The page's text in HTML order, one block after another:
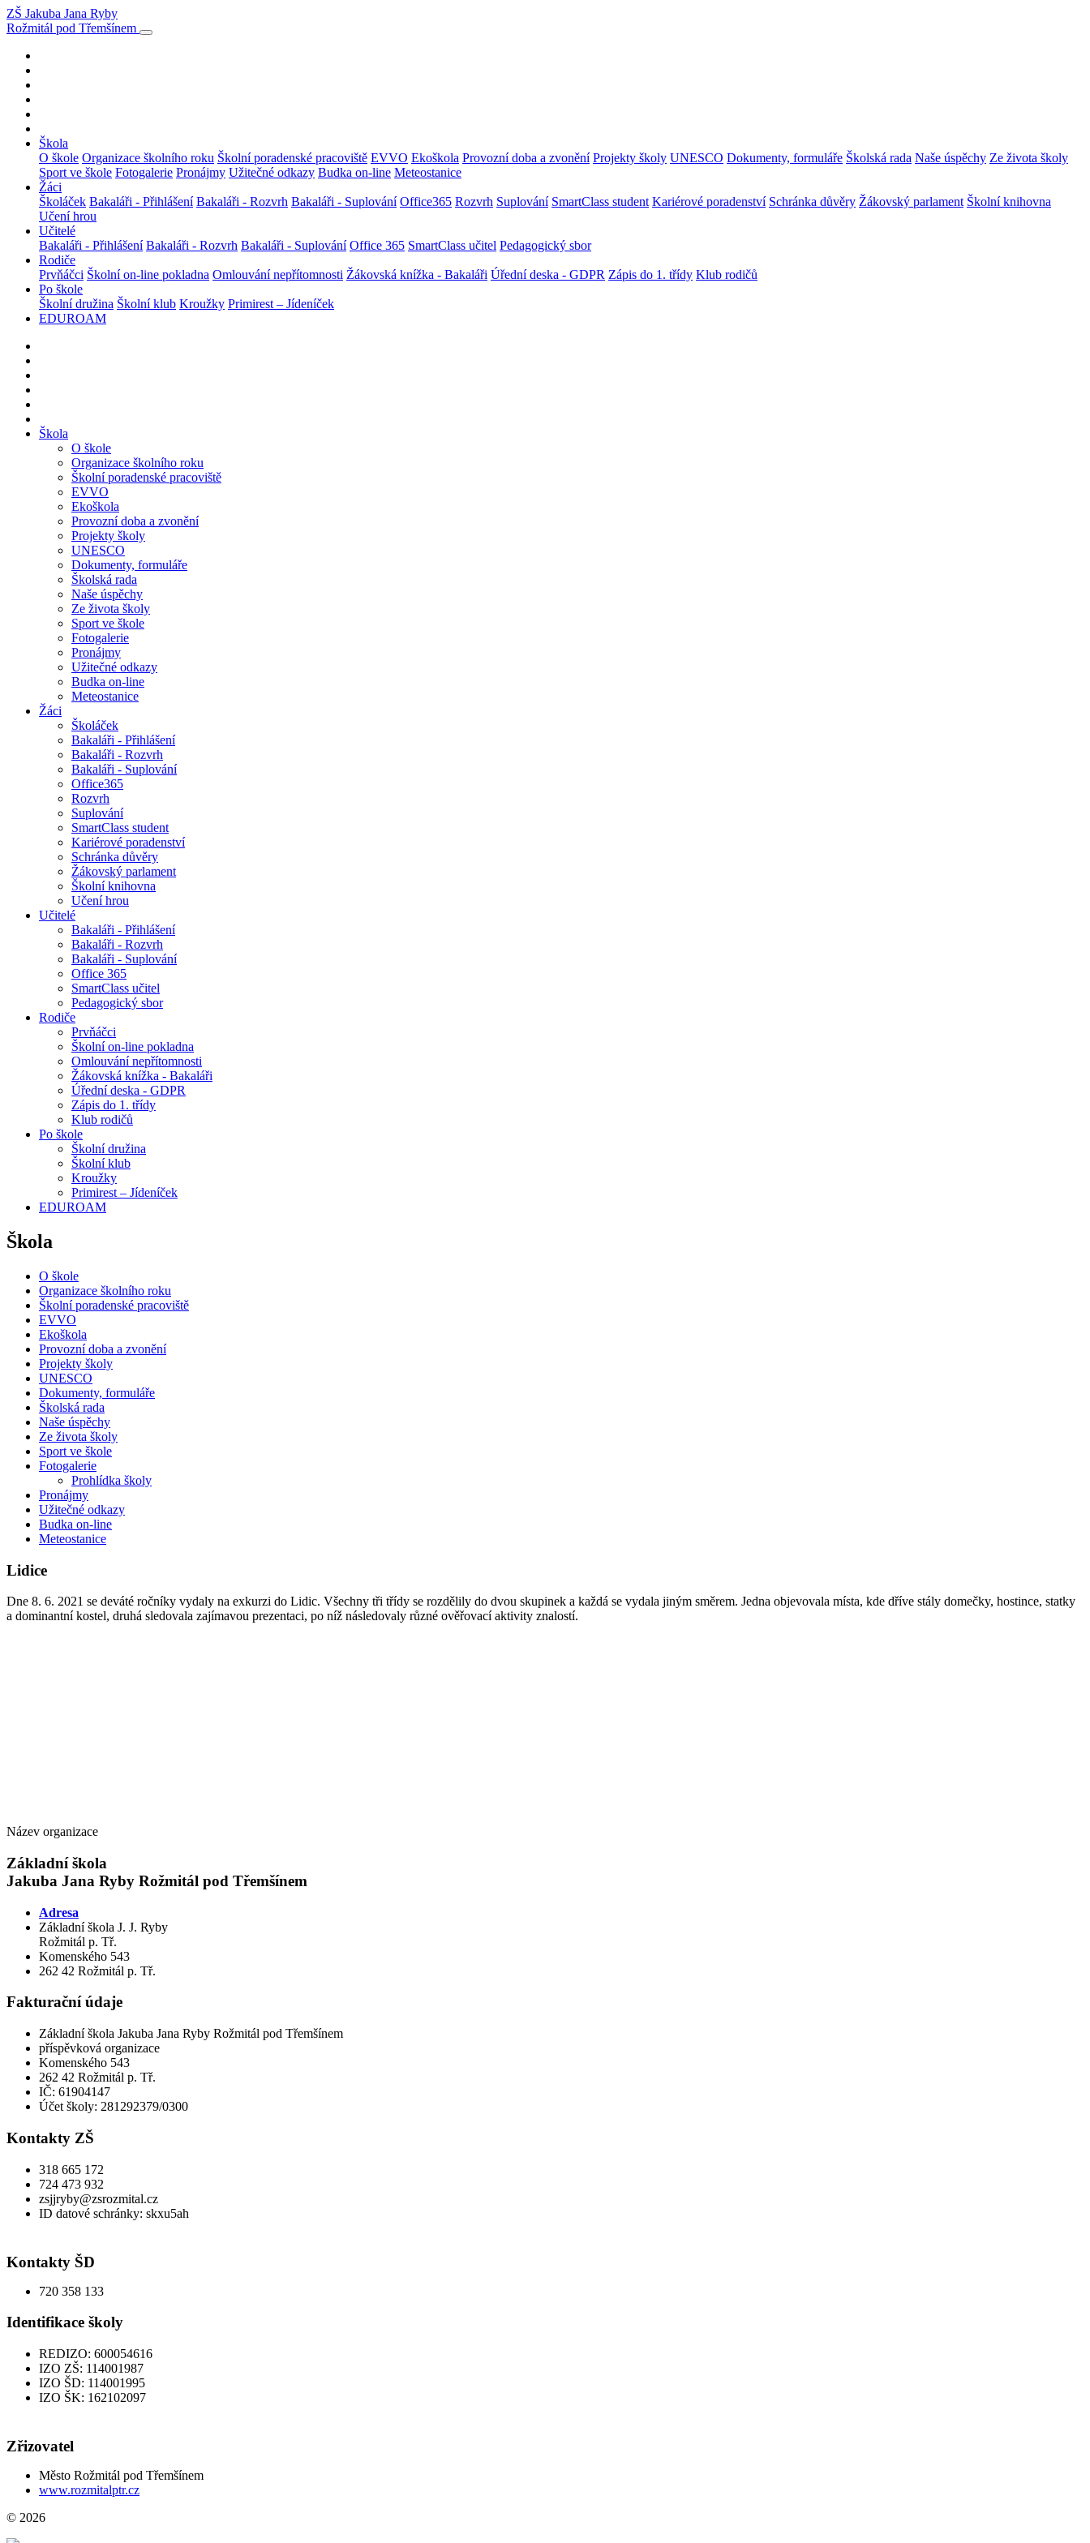
ZŠ Jakuba Jana Ryby
Rožmitál pod Třemšínem
Škola
O škole Organizace školního roku Školní poradenské pracoviště EVVO Ekoškola Provozní doba a zvonění Projekty školy UNESCO Dokumenty, formuláře Školská rada Naše úspěchy Ze života školy
Sport ve škole Fotogalerie Pronájmy Užitečné odkazy Budka on-line Meteostanice
Žáci
Školáček Bakaláři - Přihlášení Bakaláři - Rozvrh Bakaláři - Suplování Office365 Rozvrh Suplování SmartClass student Kariérové poradenství Schránka důvěry Žákovský parlament Školní knihovna
Učení hrou
Učitelé
Bakaláři - Přihlášení Bakaláři - Rozvrh Bakaláři - Suplování Office 365 SmartClass učitel Pedagogický sbor
Rodiče
Prvňáčci Školní on-line pokladna Omlouvání nepřítomnosti Žákovská knížka - Bakaláři Úřední deska - GDPR Zápis do 1. třídy Klub rodičů
Po škole
Školní družina Školní klub Kroužky Primirest – Jídeníček
EDUROAM
Škola
O škole
Organizace školního roku
Školní poradenské pracoviště
EVVO
Ekoškola
Provozní doba a zvonění
Projekty školy
UNESCO
Dokumenty, formuláře
Školská rada
Naše úspěchy
Ze života školy
Sport ve škole
Fotogalerie
Pronájmy
Užitečné odkazy
Budka on-line
Meteostanice
Žáci
Školáček
Bakaláři - Přihlášení
Bakaláři - Rozvrh
Bakaláři - Suplování
Office365
Rozvrh
Suplování
SmartClass student
Kariérové poradenství
Schránka důvěry
Žákovský parlament
Školní knihovna
Učení hrou
Učitelé
Bakaláři - Přihlášení
Bakaláři - Rozvrh
Bakaláři - Suplování
Office 365
SmartClass učitel
Pedagogický sbor
Rodiče
Prvňáčci
Školní on-line pokladna
Omlouvání nepřítomnosti
Žákovská knížka - Bakaláři
Úřední deska - GDPR
Zápis do 1. třídy
Klub rodičů
Po škole
Školní družina
Školní klub
Kroužky
Primirest – Jídeníček
EDUROAM
Škola
O škole
Organizace školního roku
Školní poradenské pracoviště
EVVO
Ekoškola
Provozní doba a zvonění
Projekty školy
UNESCO
Dokumenty, formuláře
Školská rada
Naše úspěchy
Ze života školy
Sport ve škole
Fotogalerie
Prohlídka školy
Pronájmy
Užitečné odkazy
Budka on-line
Meteostanice
Lidice
Dne 8. 6. 2021 se deváté ročníky vydaly na exkurzi do Lidic. Všechny tři třídy se rozdělily do dvou skupinek a každá se vydala jiným směrem. Jedna objevovala místa, kde dříve stály domečky, hostince, statky
a dominantní kostel, druhá sledovala zajímavou prezentaci, po níž následovaly různé ověřovací aktivity znalostí.
Název organizace
Základní škola
Jakuba Jana Ryby Rožmitál pod Třemšínem
Adresa
Základní škola J. J. Ryby
Rožmitál p. Tř.
Komenského 543
262 42 Rožmitál p. Tř.
Fakturační údaje
Základní škola Jakuba Jana Ryby Rožmitál pod Třemšínem
příspěvková organizace
Komenského 543
262 42 Rožmitál p. Tř.
IČ: 61904147
Účet školy: 281292379/0300
Kontakty ZŠ
318 665 172
724 473 932
zsjjryby@zsrozmital.cz
ID datové schránky: skxu5ah
Kontakty ŠD
720 358 133
Identifikace školy
REDIZO: 600054616
IZO ZŠ: 114001987
IZO ŠD: 114001995
IZO ŠK: 162102097
Zřizovatel
Město Rožmitál pod Třemšínem
www.rozmitalptr.cz
© 2026